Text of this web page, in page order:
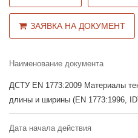
ЗАЯВКА НА ДОКУМЕНТ
Наименование документа
ДСТУ EN 1773:2009 Материалы
длины и ширины (EN 1773:1996,
Дата начала действия